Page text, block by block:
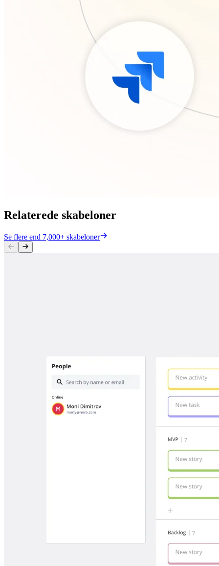
Relaterede skabeloner
Se flere end 7,000+ skabeloner